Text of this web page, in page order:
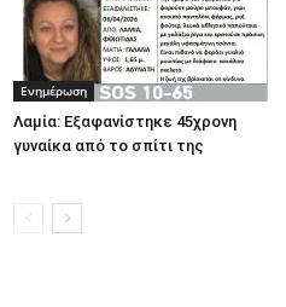
Ενημέρωση
Λαμία: Εξαφανίστηκε 45χρονη
γυναίκα από το σπίτι της